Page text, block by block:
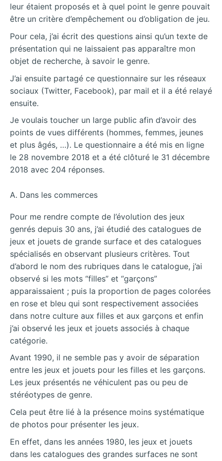
leur étaient proposés et à quel point le genre pouvait
être un critère d’empêchement ou d’obligation de jeu.
Pour cela, j’ai écrit des questions ainsi qu’un texte de
présentation qui ne laissaient pas apparaître mon
objet de recherche, à savoir le genre.
J’ai ensuite partagé ce questionnaire sur les réseaux
sociaux (Twitter, Facebook), par mail et il a été relayé
ensuite.
Je voulais toucher un large public afin d’avoir des
points de vues différents (hommes, femmes, jeunes
et plus âgés, …). Le questionnaire a été mis en ligne
le 28 novembre 2018 et a été clôturé le 31 décembre
2018 avec 204 réponses.
A. Dans les commerces
Pour me rendre compte de l’évolution des jeux
genrés depuis 30 ans, j’ai étudié des catalogues de
jeux et jouets de grande surface et des catalogues
spécialisés en observant plusieurs critères. Tout
d’abord le nom des rubriques dans le catalogue, j’ai
observé si les mots “filles” et “garçons”
apparaissaient ; puis la proportion de pages colorées
en rose et bleu qui sont respectivement associées
dans notre culture aux filles et aux garçons et enfin
j’ai observé les jeux et jouets associés à chaque
catégorie.
Avant 1990, il ne semble pas y avoir de séparation
entre les jeux et jouets pour les filles et les garçons.
Les jeux présentés ne véhiculent pas ou peu de
stéréotypes de genre.
Cela peut être lié à la présence moins systématique
de photos pour présenter les jeux.
En effet, dans les années 1980, les jeux et jouets
dans les catalogues des grandes surfaces ne sont